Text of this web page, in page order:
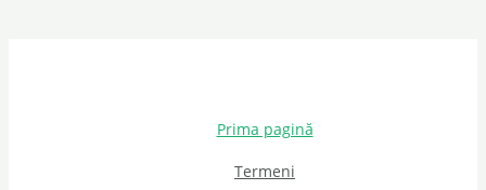
Prima pagină
Termeni